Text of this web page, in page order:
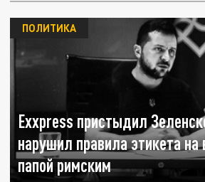
Exxpress пристыдил
нарушил правила этикета на
папой римским
ПОЛИТИКА